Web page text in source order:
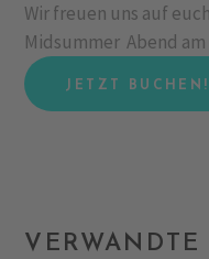
Wir freuen uns auf
Midsummer Abend
JETZT BUCHEN!
VERWANDTE